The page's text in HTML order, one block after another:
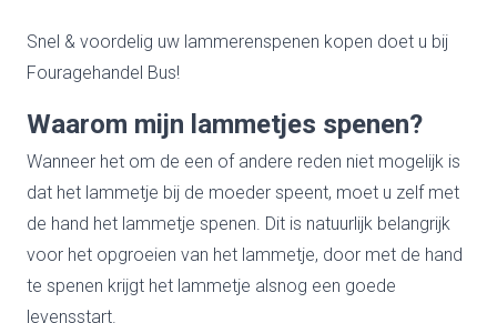
Snel & voordelig uw lammerenspenen kopen doet u bij
Fouragehandel Bus!
Waarom mijn lammetjes spenen?
Wanneer het om de een of andere reden niet mogelijk is
dat het lammetje bij de moeder speent, moet u zelf met
de hand het lammetje spenen. Dit is natuurlijk belangrijk
voor het opgroeien van het lammetje, door met de hand
te spenen krijgt het lammetje alsnog een goede
levensstart.